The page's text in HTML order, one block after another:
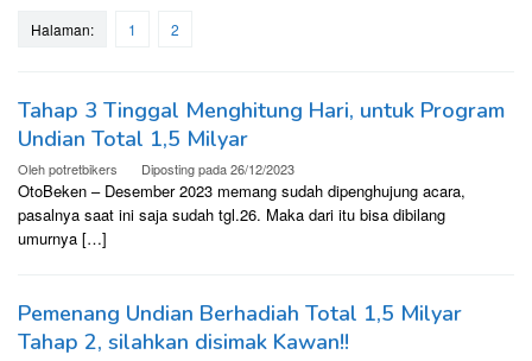
Halaman: 1 2
Tahap 3 Tinggal Menghitung Hari, untuk Program
Undian Total 1,5 Milyar
Olehpotretbikers Diposting pada26/12/2023
OtoBeken – Desember 2023 memang sudah dipenghujung acara,
pasalnya saat ini saja sudah tgl.26. Maka dari itu bisa dibilang
umurnya […]
Pemenang Undian Berhadiah Total 1,5 Milyar
Tahap 2, silahkan disimak Kawan!!